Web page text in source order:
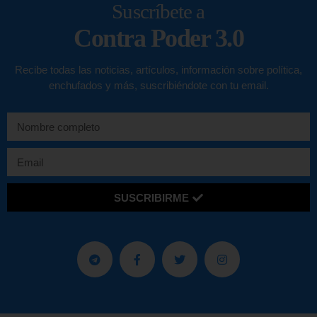
Suscríbete a
Contra Poder 3.0
Recibe todas las noticias, artículos, información sobre política,
enchufados y más, suscribiéndote con tu email.
SUSCRIBIRME